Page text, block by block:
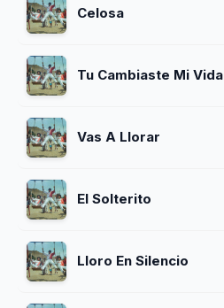
Celosa
Tu Cambiaste Mi Vida
Vas A Llorar
El Solterito
Lloro En Silencio